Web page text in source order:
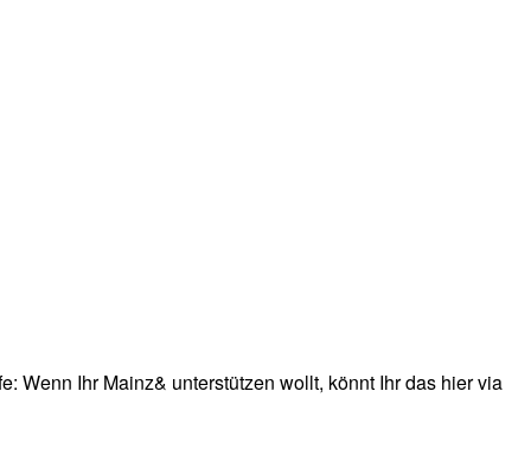
Wenn Ihr Mainz& unterstützen wollt, könnt Ihr das hier via